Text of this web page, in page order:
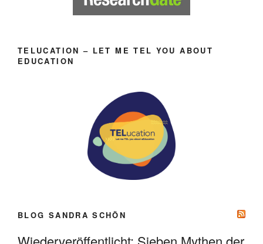
TELUCATION – LET ME TEL YOU ABOUT
EDUCATION
BLOG SANDRA SCHÖN